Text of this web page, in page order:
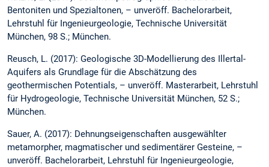
Bentoniten und Spezialtonen, – unveröff. Bachelorarbeit,
Lehrstuhl für Ingenieurgeologie, Technische Universität
München, 98 S.; München.
Reusch, L. (2017): Geologische 3D-Modellierung des Illertal-
Aquifers als Grundlage für die Abschätzung des
geothermischen Potentials, – unveröff. Masterarbeit, Lehrstuhl
für Hydrogeologie, Technische Universität München, 52 S.;
München.
Sauer, A. (2017): Dehnungseigenschaften ausgewählter
metamorpher, magmatischer und sedimentärer Gesteine, –
unveröff. Bachelorarbeit, Lehrstuhl für Ingenieurgeologie,